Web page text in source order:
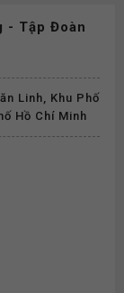
- Tập Đoàn
Linh, Khu Phố
Hồ Chí Minh